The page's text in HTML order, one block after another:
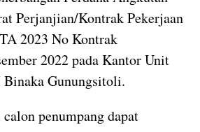
Perjanjian/Kontrak Pekerjaan
2023 No Kontrak
2022 pada Kantor Unit
Binaka Gunungsitoli.
penumpang dapat